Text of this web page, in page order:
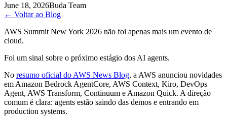
June 18, 2026Buda Team
← Voltar ao Blog
AWS Summit New York 2026 não foi apenas mais um evento de
cloud.
Foi um sinal sobre o próximo estágio dos AI agents.
No resumo oficial do AWS News Blog, a AWS anunciou novidades
em Amazon Bedrock AgentCore, AWS Context, Kiro, DevOps
Agent, AWS Transform, Continuum e Amazon Quick. A direção
comum é clara: agents estão saindo das demos e entrando em
production systems.